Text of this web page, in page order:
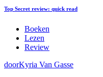
Top Secret review: quick read
Boeken
Lezen
Review
doorKyria Van Gasse